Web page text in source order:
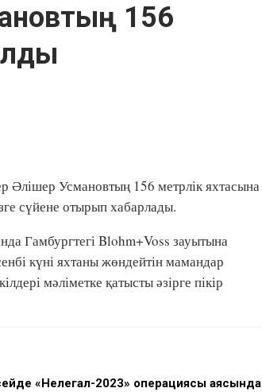
156
Әлішер Усмановтың 156 метрлік яхтасына
сүйене отырып хабарлады.
Гамбургтегі Blohm+Voss зауытына
күні яхтаны жөндейтін мамандар
мәліметке қатысты әзірге пікір
«Нелегал-2023» операциясы аясында